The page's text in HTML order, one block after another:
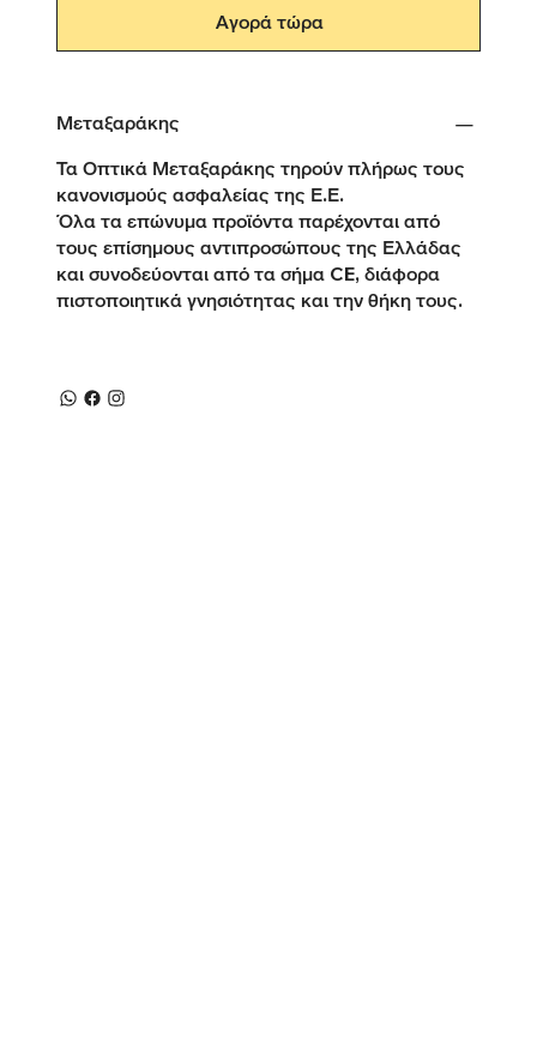
Αγορά τώρα
Μεταξαράκης
Τα Οπτικά Μεταξαράκης τηρούν πλήρως τους
κανονισμούς ασφαλείας της Ε.Ε.
Όλα τα επώνυμα προϊόντα παρέχονται από
τους επίσημους αντιπροσώπους της Ελλάδας
και συνοδεύονται από τα σήμα CE, διάφορα
πιστοποιητικά γνησιότητας και την θήκη τους.